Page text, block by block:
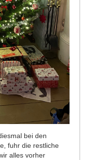
bei den
fuhr die restliche
alles vorher